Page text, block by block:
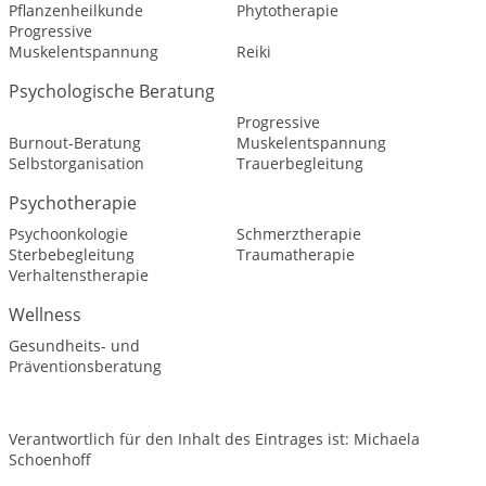
Pflanzenheilkunde
Phytotherapie
Progressive
Muskelentspannung
Reiki
Psychologische Beratung
Burnout-Beratung
Progressive
Muskelentspannung
Selbstorganisation
Trauerbegleitung
Psychotherapie
Psychoonkologie
Schmerztherapie
Sterbebegleitung
Traumatherapie
Verhaltenstherapie
Wellness
Gesundheits- und
Präventionsberatung
Verantwortlich für den Inhalt des Eintrages ist: Michaela
Schoenhoff